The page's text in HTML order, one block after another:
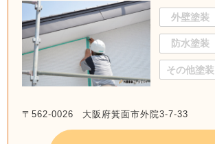
外壁塗装
防水塗装
その他塗装
〒562-0026 大阪府箕面市外院3-7-33